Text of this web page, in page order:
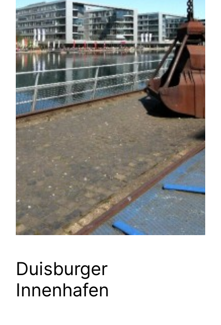
Duisburger
Innenhafen